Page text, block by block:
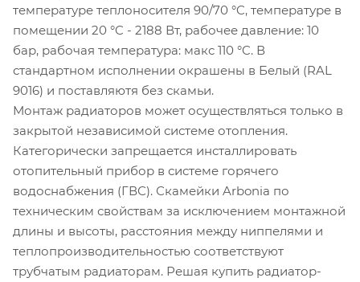
температуре теплоносителя 90/70 °C, температуре в
помещении 20 °C - 2188 Вт, рабочее давление: 10
бар, рабочая температура: макс 110 °C. В
стандартном исполнении окрашены в Белый (RAL
9016) и поставляютя без скамьи.
Монтаж радиаторов может осуществляться только в
закрытой независимой системе отопления.
Категорически запрещается инсталлировать
отопительный прибор в системе горячего
водоснабжения (ГВС). Скамейки Arbonia по
техническим свойствам за исключением монтажной
длины и высоты, расстояния между ниппелями и
теплопроизводительностью соответствуют
трубчатым радиаторам. Решая купить радиатор-